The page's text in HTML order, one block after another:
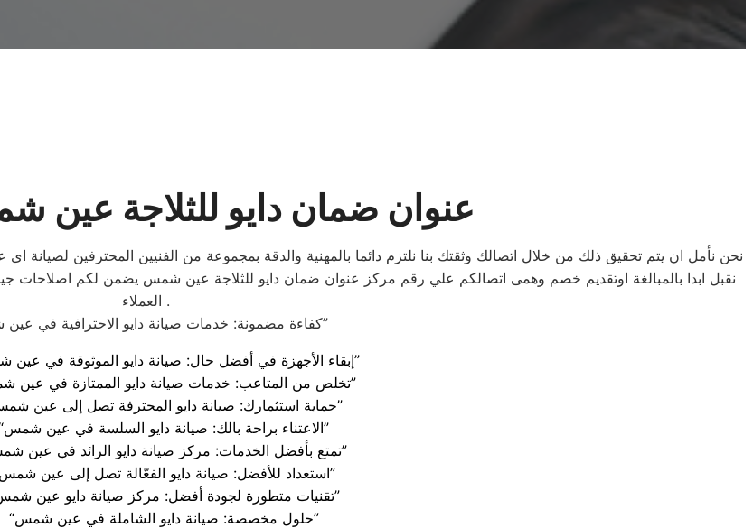
عنوان ضمان دايو للثلاجة عين
نحن نأمل ان يتم تحقيق ذلك من خلال اتصالك وثقتك بنا نلتزم دائما بالمهنية والدقة بمجموعة من الفنيين المحترفين لصيانة
نقبل ابدا بالمبالغة اوتقديم خصم وهمى اتصالكم علي رقم مركز عنوان ضمان دايو للثلاجة عين شمس يضمن لكم
العملاء .
.كفاءة مضمونة: خدمات صيانة دايو الاحترافية في عين شمس”
“إبقاء الأجهزة في أفضل حال: صيانة دايو الموثوقة في عين شمس”
“تخلص من المتاعب: خدمات صيانة دايو الممتازة في عين شمس”
“حماية استثمارك: صيانة دايو المحترفة تصل إلى عين شمس”
“الاعتناء براحة بالك: صيانة دايو السلسة في عين شمس”
“تمتع بأفضل الخدمات: مركز صيانة دايو الرائد في عين شمس”
“استعداد للأفضل: صيانة دايو الفعّالة تصل إلى عين شمس”
“تقنيات متطورة لجودة أفضل: مركز صيانة دايو عين شمس”
“حلول مخصصة: صيانة دايو الشاملة في عين شمس”